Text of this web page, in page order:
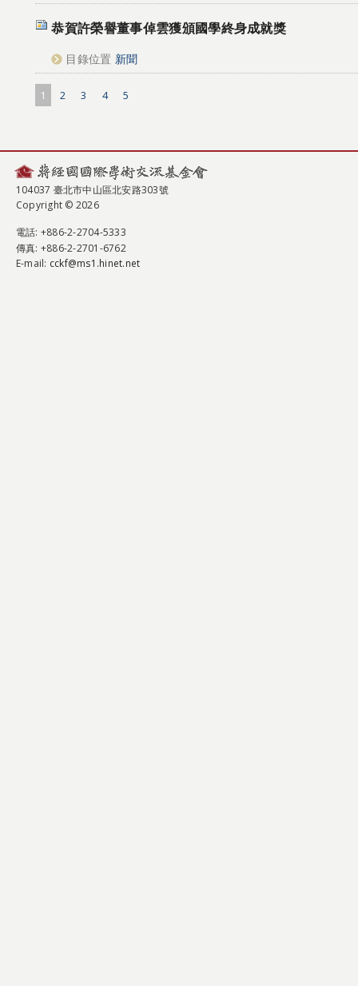
恭賀許榮譽董事倬雲獲頒國學終身成就獎
目錄位置 新聞
1 2 3 4 5
104037 臺北市中山區北安路303號
Copyright © 2026
電話: +886-2-2704-5333
傳真: +886-2-2701-6762
E-mail: cckf@ms1.hinet.net